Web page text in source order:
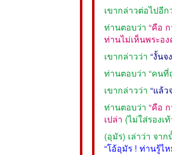
เขากล่าวต่อไปอีก
ท่านตอบว่า “คือ
ท่านไม่เห็นพระอ
เขากล่าวว่า “งั้น
ท่านตอบว่า “คนที่
เขากล่าวว่า “แล้
ท่านตอบว่า “คือ
เปล่า (ไม่ใส่รองเ
(อุมัร) เล่าว่า จา
“โอ้อุมัร ! ท่านรู้ไ